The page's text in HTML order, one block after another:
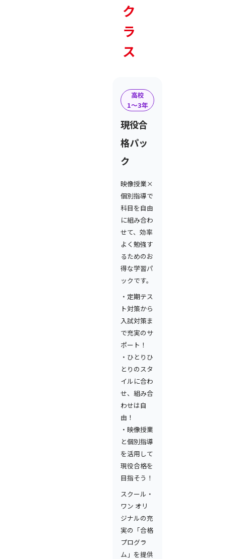
ク
ラ
ス
高校
1〜3年
現役合
格パッ
ク
映像授業×
個別指導で
科目を自由
に組み合わ
せて、効率
よく勉強す
るためのお
得な学習パ
ックです。
・定期テス
ト対策から
入試対策ま
で充実のサ
ポート！
・ひとりひ
とりのスタ
イルに合わ
せ、組み合
わせは自
由！
・映像授業
と個別指導
を活用して
現役合格を
目指そう！
スクール・
ワン オリ
ジナルの充
実の「合格
プログラ
ム」を提供